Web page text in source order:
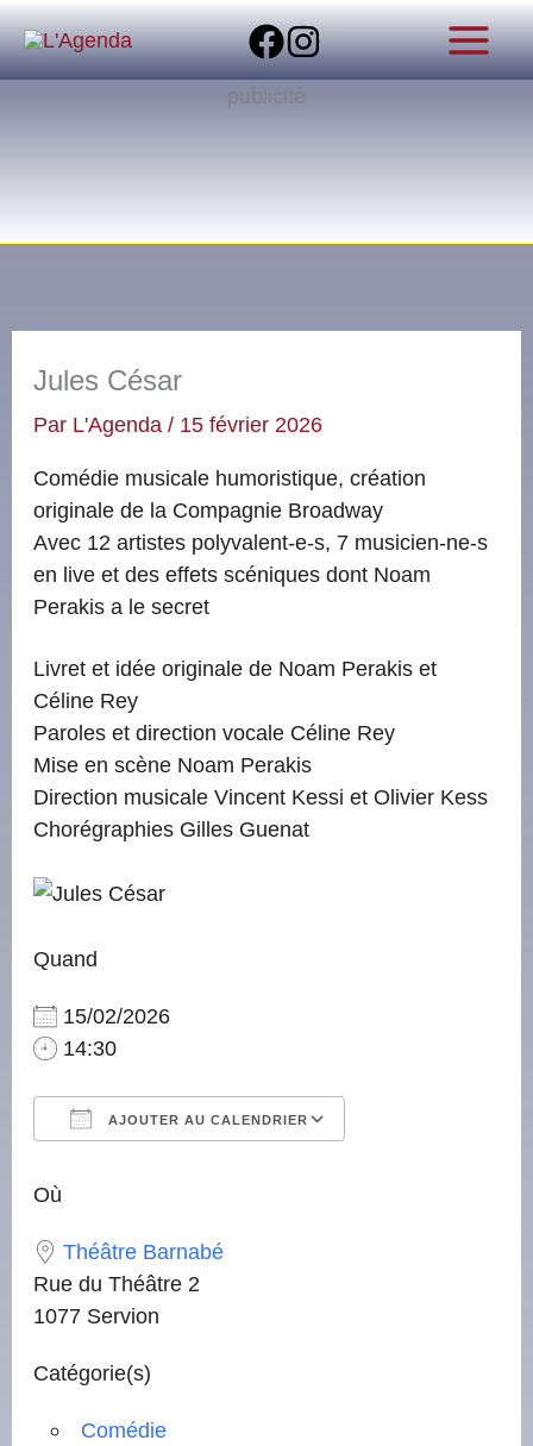
Aller
au
contenu
publicité
Jules César
Par L'Agenda/ 15 février 2026
Comédie musicale humoristique, création
originale de la Compagnie Broadway
Avec 12 artistes polyvalent-e-s, 7 musicien-ne-s
en live et des effets scéniques dont Noam
Perakis a le secret
Livret et idée originale de Noam Perakis et
Céline Rey
Paroles et direction vocale Céline Rey
Mise en scène Noam Perakis
Direction musicale Vincent Kessi et Olivier Kess
Chorégraphies Gilles Guenat
Quand
15/02/2026
14:30
AJOUTER AU CALENDRIER
Où
Théâtre Barnabé
Rue du Théâtre 2
1077 Servion
Catégorie(s)
Comédie